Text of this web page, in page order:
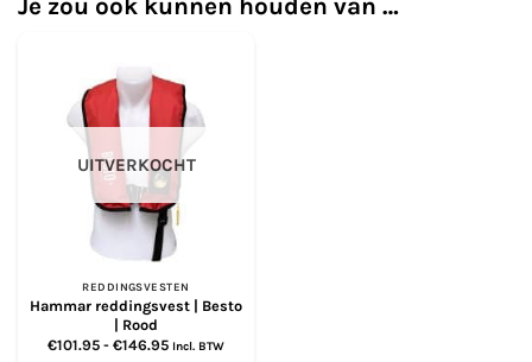
Je zou ook kunnen houden van …
UITVERKOCHT
REDDINGSVESTEN
Hammar reddingsvest | Besto
| Rood
€101.95 - €146.95Prijsklasse:
Incl. BTW